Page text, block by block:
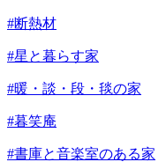
#断熱材
#星と暮らす家
#暖・談・段・毯の家
#暮笑庵
#書庫と音楽室のある家